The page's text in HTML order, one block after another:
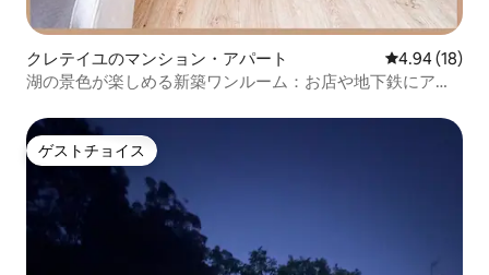
クレテイユのマンション・アパート レビュー18
4.94 (18)
湖の景色が楽しめる新築ワンルーム：お店や地下鉄にアク
ゲストチョイス
ゲストチョイス